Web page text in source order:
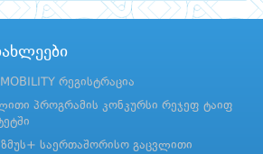
რეგისტრაცია
პროგრამის კონკურსი რეჯეფ ტაიფ
საერთაშორისო გაცვლითი